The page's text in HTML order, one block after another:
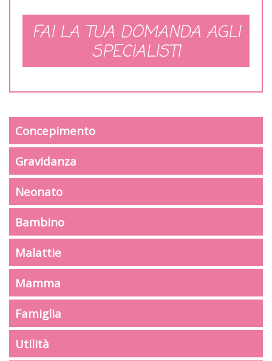
FAI LA TUA DOMANDA AGLI
SPECIALISTI
Concepimento
Gravidanza
Neonato
Bambino
Malattie
Mamma
Famiglia
Utilità